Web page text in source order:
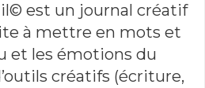
est un journal créatif
à mettre en mots et
et les émotions du
créatifs (écriture,